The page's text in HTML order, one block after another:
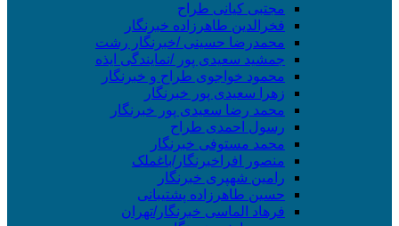
مجتبی کیانی طراح
فخرالدین طاهرزاده خبرنگار
محمدرضا حسینی /خبرنگار رشت
جمشید سعیدی پور /نمایندگی ایذه
محمود خواجوی طراح و خبرنگار
زهرا سعیدی پور خبرنگار
محمد رضا سعیدی پور خبرنگار
رسول احمدی طراح
محمد مستوفی خبرنگار
منصور افراخبرنگار/باغملک
رامین شهپری خبرنگار
حسین طاهرزاده پشتیبانی
فرهاد الماسی خبرنگار/تهران